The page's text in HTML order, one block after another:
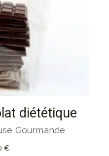
diététique
Gourmande
€